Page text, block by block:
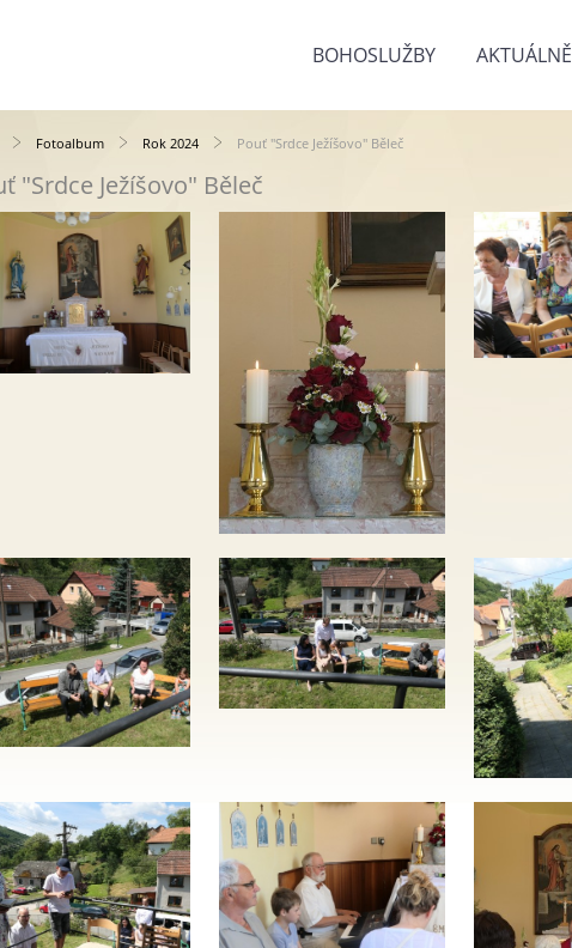
BOHOSLUŽBY AKTUÁLNĚ
Fotoalbum Rok 2024 Pouť "Srdce Ježíšovo" Běleč
"Srdce Ježíšovo" Běleč